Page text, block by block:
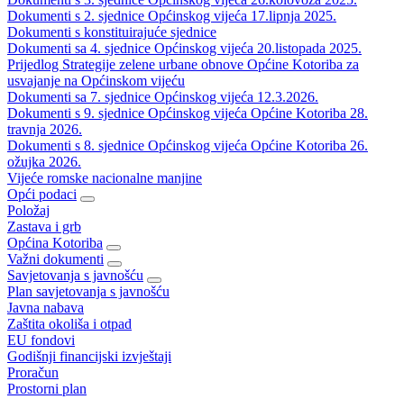
Dokumenti s 2. sjednice Općinskog vijeća 17.lipnja 2025.
Dokumenti s konstituirajuće sjednice
Dokumenti sa 4. sjednice Općinskog vijeća 20.listopada 2025.
Prijedlog Strategije zelene urbane obnove Općine Kotoriba za
usvajanje na Općinskom vijeću
Dokumenti sa 7. sjednice Općinskog vijeća 12.3.2026.
Dokumenti s 9. sjednice Općinskog vijeća Općine Kotoriba 28.
travnja 2026.
Dokumenti s 8. sjednice Općinskog vijeća Općine Kotoriba 26.
ožujka 2026.
Vijeće romske nacionalne manjine
Opći podaci
Položaj
Zastava i grb
Općina Kotoriba
Važni dokumenti
Savjetovanja s javnošću
Plan savjetovanja s javnošću
Javna nabava
Zaštita okoliša i otpad
EU fondovi
Godišnji financijski izvještaji
Proračun
Prostorni plan